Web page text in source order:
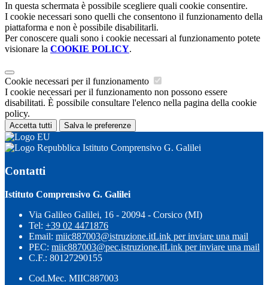
In questa schermata è possibile scegliere quali cookie consentire.
I cookie necessari sono quelli che consentono il funzionamento della
piattaforma e non è possibile disabilitarli.
Per conoscere quali sono i cookie necessari al funzionamento potete
visionare la COOKIE POLICY.
Cookie necessari per il funzionamento
I cookie necessari per il funzionamento non possono essere
disabilitati. È possibile consultare l'elenco nella pagina della cookie
policy.
Accetta tutti Salva le preferenze
Istituto Comprensivo G. Galilei
Contatti
Istituto Comprensivo G. Galilei
Via Galileo Galilei, 16 - 20094 - Corsico (MI)
Tel: +39 02 4471876
Email: miic887003@istruzione.itLink per inviare una mail
PEC: miic887003@pec.istruzione.itLink per inviare una mail
C.F.: 80127290155
Cod.Mec. MIIC887003